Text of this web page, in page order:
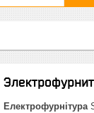
Електрофурнітура